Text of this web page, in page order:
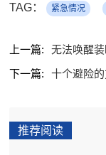
TAG： 紧急情况
上一篇:
无法唤醒
下一篇:
十个避险
推荐阅读